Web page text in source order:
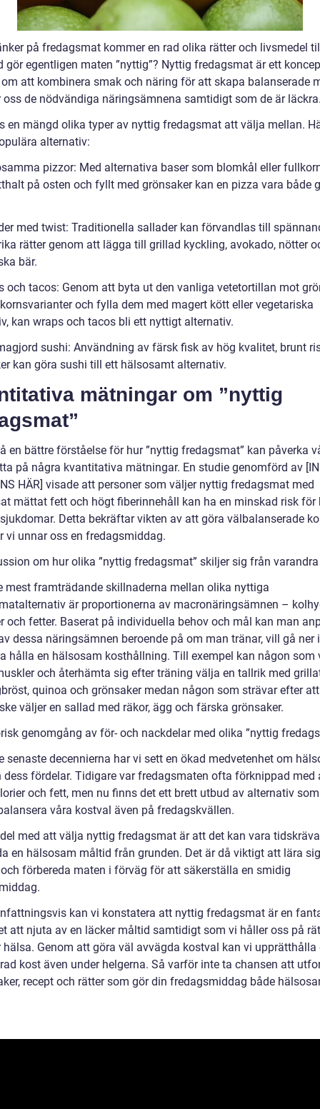
på fredagsmat kommer en rad olika rätter och livsmedel
gör egentligen maten ”nyttig”? Nyttig fredagsmat är ett
att kombinera smak och näring för att skapa balanserade
oss de nödvändiga näringsämnena samtidigt som de är
en mängd olika typer av nyttig fredagsmat att välja mellan.
alternativ:
pizzor: Med alternativa baser som blomkål eller
på osten och fyllt med grönsaker kan en pizza vara både
med twist: Traditionella sallader kan förvandlas till
rätter genom att lägga till grillad kyckling, avokado, nötter
bär.
och tacos: Genom att byta ut den vanliga vetetortillan mot
och fylla dem med magert kött eller vegetariska
kan wraps och tacos bli ett nyttigt alternativ.
sushi: Användning av färsk fisk av hög kvalitet, brunt
kan göra sushi till ett hälsosamt alternativ.
mätningar om ”nyttig
en bättre förståelse för hur ”nyttig fredagsmat” kan påverka
på några kvantitativa mätningar. En studie genomförd av
HÄR] visade att personer som väljer nyttig fredagsmat med
mättat fett och högt fiberinnehåll kan ha en minskad risk för
Detta bekräftar vikten av att göra välbalanserade
vi unnar oss en fredagsmiddag.
om hur olika ”nyttig fredagsmat” skiljer sig från varandra
mest framträdande skillnaderna mellan olika nyttiga
är proportionerna av macronäringsämnen –
och fetter. Baserat på individuella behov och mål kan man
dessa näringsämnen beroende på om man tränar, vill gå ner
hålla en hälsosam kosthållning. Till exempel kan någon som
och återhämta sig efter träning välja en tallrik med
quinoa och grönsaker medan någon som strävar efter
väljer en sallad med räkor, ägg och färska grönsaker.
genomgång av för- och nackdelar med olika ”nyttig
senaste decennierna har vi sett en ökad medvetenhet om
dess fördelar. Tidigare var fredagsmaten ofta förknippad med
och fett, men nu finns det ett brett utbud av alternativ
våra kostval även på fredagskvällen.
med att välja nyttig fredagsmat är att det kan vara
en hälsosam måltid från grunden. Det är då viktigt att lära sig
förbereda maten i förväg för att säkerställa en smidig
kan vi konstatera att nyttig fredagsmat är en
att njuta av en läcker måltid samtidigt som vi håller oss på
hälsa. Genom att göra väl avvägda kostval kan vi upprätthålla
kost även under helgerna. Så varför inte ta chansen att
recept och rätter som gör din fredagsmiddag både